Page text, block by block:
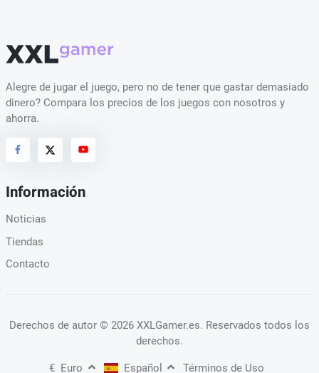
Alegre de jugar el juego, pero no de tener que gastar demasiado
dinero? Compara los precios de los juegos con nosotros y
ahorra.
Información
Noticias
Tiendas
Contacto
Derechos de autor © 2026 XXLGamer.es. Reservados todos los
derechos.
€ Euro Español Términos de Uso